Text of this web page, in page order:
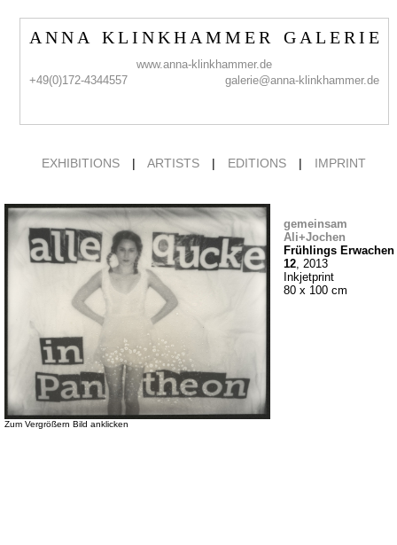
A N N A K L I N K H A M M E R G A L E R I E
www.anna-klinkhammer.de
+49(0)172-4344557
galerie@anna-klinkhammer.de
EXHIBITIONS | ARTISTS | EDITIONS | IMPRINT
Zum Vergrößern Bild anklicken
gemeinsam
Ali+Jochen
Frühlings Erwachen
12, 2013
Inkjetprint
80 x 100 cm